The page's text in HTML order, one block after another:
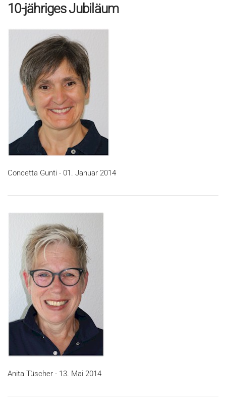
10-jähriges Jubiläum
Concetta Gunti - 01. Januar 2014
Anita Tüscher - 13. Mai 2014